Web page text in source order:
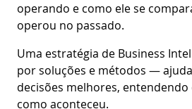
operando e como ele se
operou no passado.
Uma estratégia de Business
por soluções e métodos —
decisões melhores,
como aconteceu.